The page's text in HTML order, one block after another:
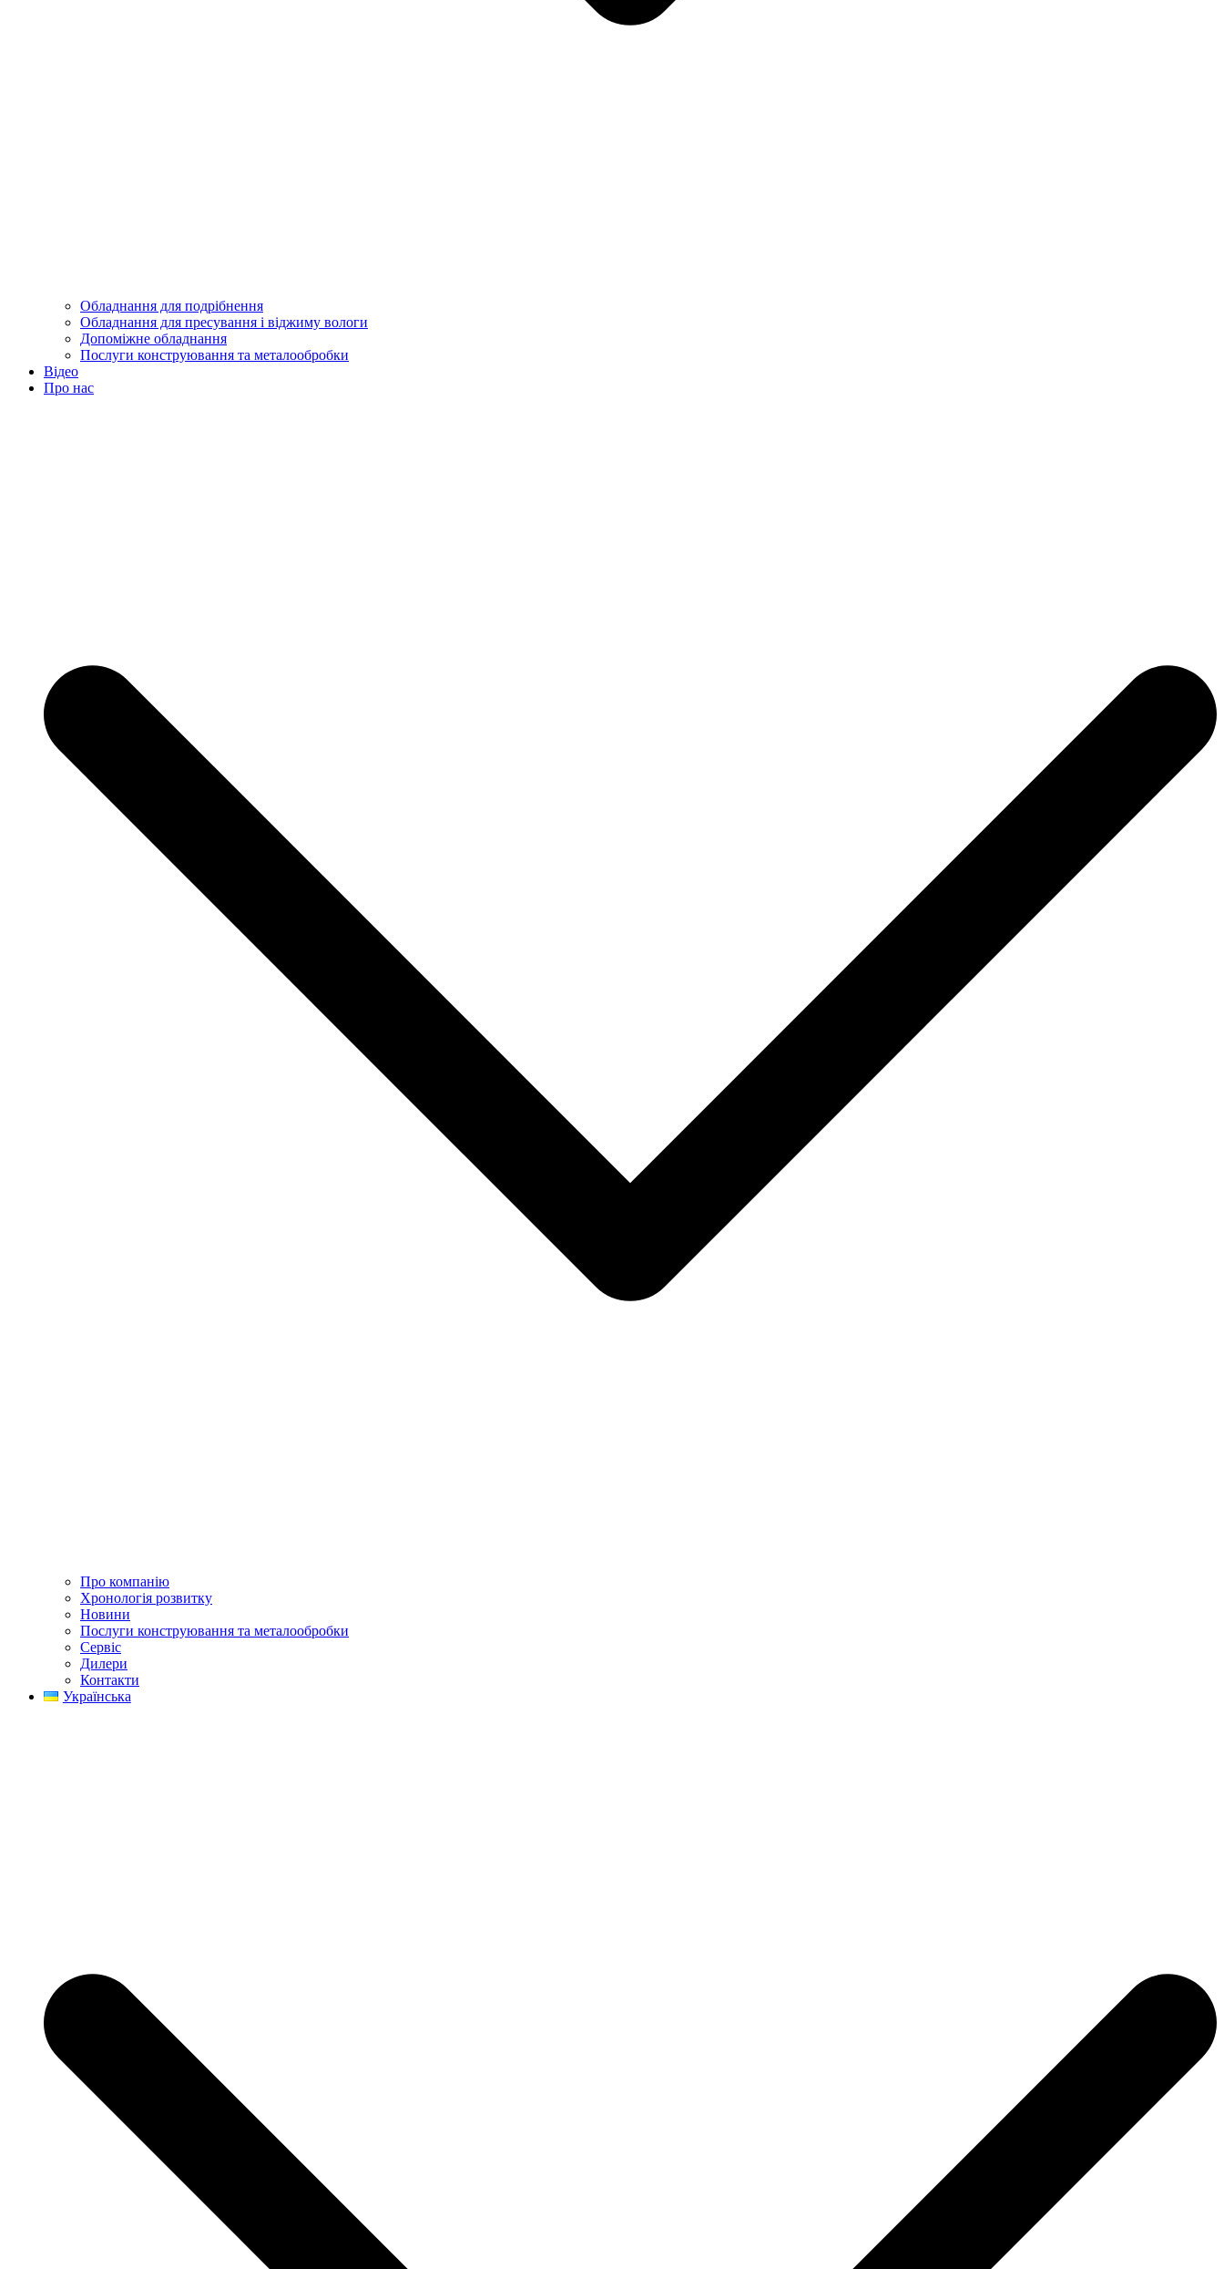
Обладнання для подрібнення
Обладнання для пресування і віджиму вологи
Допоміжне обладнання
Послуги конструювання та металообробки
Відео
Про нас
Про компанію
Хронологія розвитку
Новини
Послуги конструювання та металообробки
Сервіс
Дилери
Контакти
Українська